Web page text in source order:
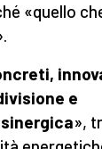
«quello
e
»,